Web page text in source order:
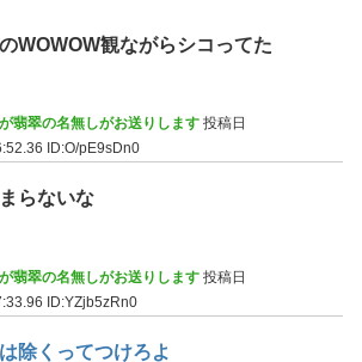
WOWOW観ながらシコってた
翡翠の名無しがお送りします 投稿日
ID:O/pE9sDn0
らないな
翡翠の名無しがお送りします 投稿日
ID:YZjb5zRn0
除くってつけろよ